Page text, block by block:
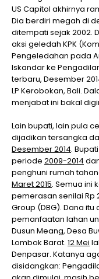
US Capitol akhirnya
Dia berdiri megah di
ditempati sejak 2002.
aksi geledah KPK
Pengeledahan pada
Iskandar ke
terbaru, Desember
LP Kerobokan, Bali.
menjabat ini bakal
Lain bupati, lain pula
dijadikan tersangka
Desember 2014.
periode 2009-2014
penghuni rumah
Maret 2015. Semua ini
pemerasan senilai Rp
Group (DBG). Dana
pemanfaatan lahan
Dusun Meang, Desa
Lombok Barat. 12 Mei
Denpasar. Katanya
disidangkan: